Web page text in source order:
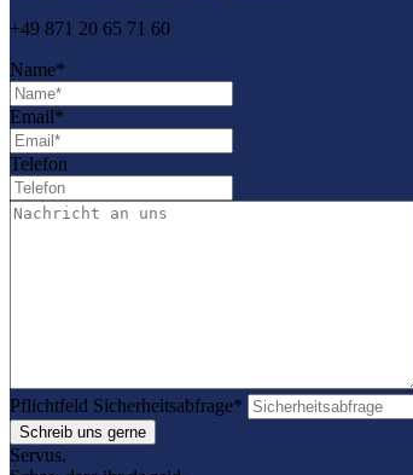
+49 871 20 65 71 60
Name*
Email*
Telefon
Pflichtfeld Sicherheitsabfrage*
Schreib uns gerne
Servus.